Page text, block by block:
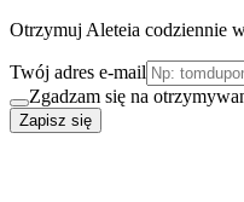
Otrzymuj Aleteia codziennie
Twój adres e-mail
Zgadzam się na
Zapisz się